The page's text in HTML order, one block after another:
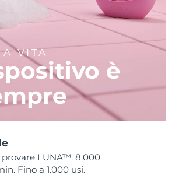
A VITA
è
provare LUNA™. 8.000
Fino a 1.000 usi.